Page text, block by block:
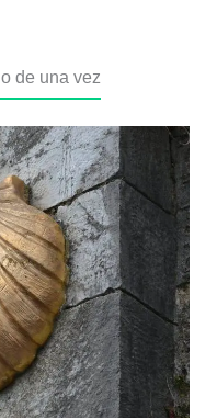
de una vez